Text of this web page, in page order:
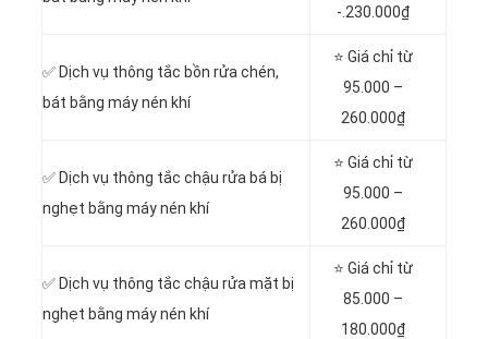
-.230.000₫
✅ Dịch vụ thông tắc bồn rửa chén,
bát bằng máy nén khí
⭐ Giá chỉ từ
95.000 –
260.000₫
✅ Dịch vụ thông tắc chậu rửa bá bị
nghẹt bằng máy nén khí
⭐ Giá chỉ từ
95.000 –
260.000₫
✅ Dịch vụ thông tắc chậu rửa mặt bị
nghẹt bằng máy nén khí
⭐ Giá chỉ từ
85.000 –
180.000₫